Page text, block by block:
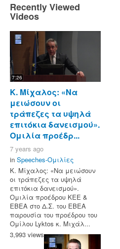
Recently Viewed
Videos
7:26
Κ. Μίχαλος: «Να
μειώσουν οι
τράπεζες τα υψηλά
επιτόκια δανεισμού».
Ομιλία προέδρ...
7 years ago
in Speeches-Ομιλίες
Κ. Μίχαλος: «Να μειώσουν
οι τράπεζες τα υψηλά
επιτόκια δανεισμού».
Ομιλία προέδρου ΚΕΕ &
ΕΒΕΑ στο Δ.Σ. του ΕΒΕΑ
παρουσία του προέδρου του
Ομίλου Lyktos κ. Μιχάλ...
3,993 views